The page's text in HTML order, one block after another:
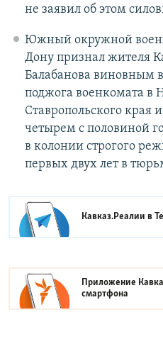
не заявил об этом
Южный окружной
Дону признал жителя
Балабанова виновным
поджога военкомата в
Ставропольского края и
четырем с половиной
в колонии строгого
первых двух лет в
Кавказ.Реалии в
Приложение
смартфона